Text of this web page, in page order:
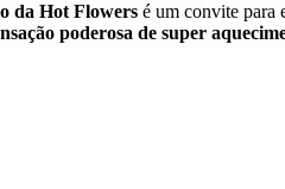
da Hot Flowers é um convite para
poderosa de super